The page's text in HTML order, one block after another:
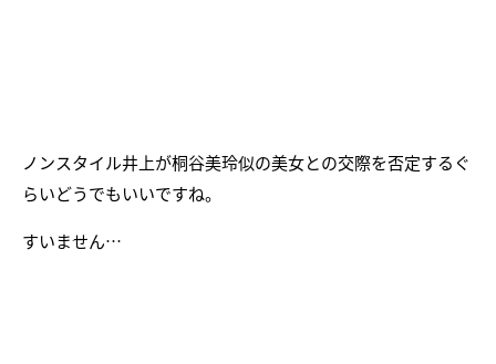
ノンスタイル井上が桐谷美玲似の美女との交際を否定するぐ
らいどうでもいいですね。
すいません…